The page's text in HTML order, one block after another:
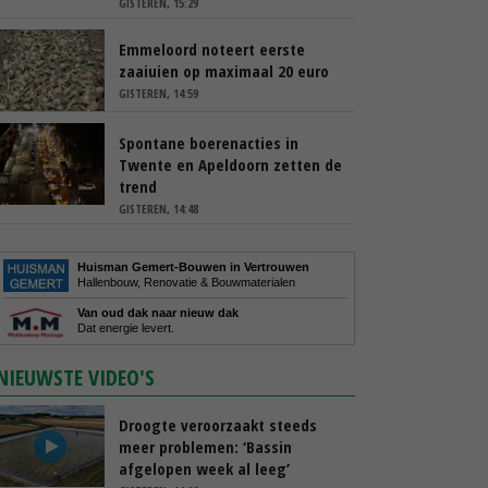
Emmeloord noteert eerste
zaaiuien op maximaal 20 euro
GISTEREN, 14:59
Spontane boerenacties in
Twente en Apeldoorn zetten de
trend
GISTEREN, 14:48
Huisman Gemert-Bouwen in Vertrouwen
Hallenbouw, Renovatie & Bouwmaterialen
Van oud dak naar nieuw dak
Dat energie levert.
VIDEO'S
Droogte veroorzaakt steeds
meer problemen: ‘Bassin
afgelopen week al leeg’